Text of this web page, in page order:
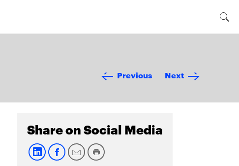
Previous Next
Share on Social Media